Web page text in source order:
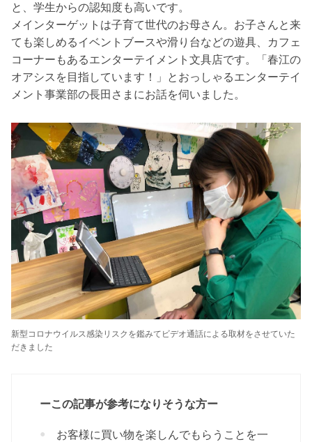
と、学生からの認知度も高いです。
メインターゲットは子育て世代のお母さん。お子さんと来
ても楽しめるイベントブースや滑り台などの遊具、カフェ
コーナーもあるエンターテイメント文具店です。「春江の
オアシスを目指しています！」とおっしゃるエンターテイ
メント事業部の長田さまにお話を伺いました。
新型コロナウイルス感染リスクを鑑みてビデオ通話による取材をさせていた
だきました
ーこの記事が参考になりそうな方ー
お客様に買い物を楽しんでもらうことを一